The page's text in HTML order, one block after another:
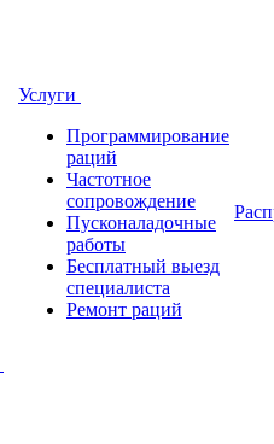
Услуги
Программирование
раций
Частотное
сопровождение
Пусконаладочные
работы
Бесплатный выезд
специалиста
Ремонт раций